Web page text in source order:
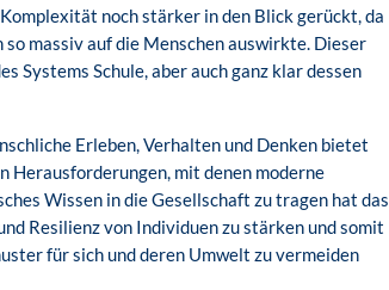
noch stärker in den Blick gerückt, da
massiv auf die Menschen auswirkte. Dieser
Systems Schule, aber auch ganz klar dessen
Erleben, Verhalten und Denken bietet
mit denen moderne
Wissen in die Gesellschaft zu tragen hat das
Resilienz von Individuen zu stärken und somit
für sich und deren Umwelt zu vermeiden